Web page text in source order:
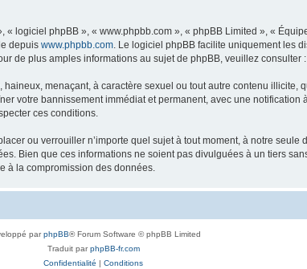
logiciel phpBB », « www.phpbb.com », « phpBB Limited », «
depuis www.phpbb.com . Le logiciel phpBB facilite uniquement les
de plus amples informations au sujet de phpBB, veuillez consulter :
menaçant, à caractère sexuel ou tout autre contenu illicite,
votre bannissement immédiat et permanent, avec une notification
ces conditions.
ou verrouiller n’importe quel sujet à tout moment, à notre seule
Bien que ces informations ne soient pas divulguées à un tiers
à la compromission des données.
parphpBB® Forum Software © phpBB Limited
Traduit parphpBB-fr.com
Confidentialité | Conditions